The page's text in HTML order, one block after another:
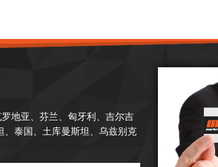
地亚、芬兰、匈牙利、吉尔吉
、泰国、土库曼斯坦、乌兹别克